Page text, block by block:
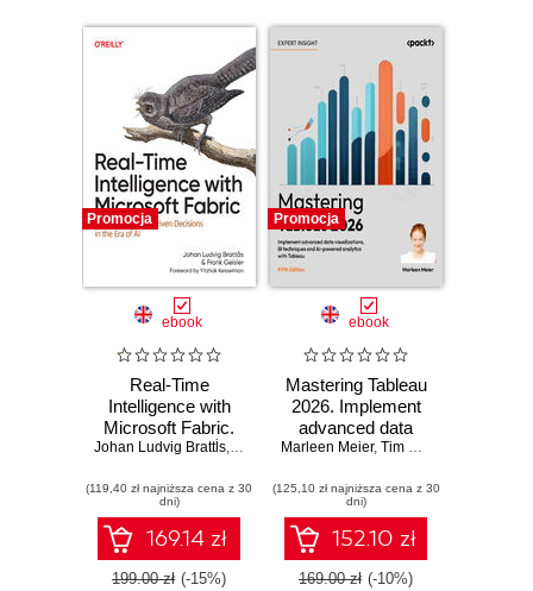
Promocja
ebook
Real-Time
Intelligence with
Microsoft Fabric.
Empowering Data-
in the Era of AI
Johan Ludvig Brattĺs, Frank Geisler
(119,40 zł najniższa cena z 30
dni)
169.14 zł
199.00 zł (-15%)
Promocja
ebook
Mastering Tableau
2026. Implement
advanced data
visualizations, BI
powered analytics
with Tableau - Fifth
Edition
Marleen Meier, Tim Ngwena
(125,10 zł najniższa cena z 30
dni)
152.10 zł
169.00 zł (-10%)